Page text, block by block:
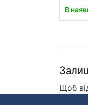
В
Щоб